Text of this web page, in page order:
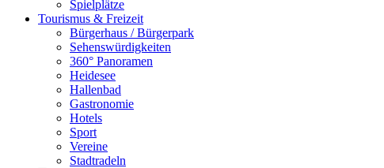
Spielplätze
Tourismus & Freizeit
Bürgerhaus / Bürgerpark
Sehenswürdigkeiten
360° Panoramen
Heidesee
Hallenbad
Gastronomie
Hotels
Sport
Vereine
Stadtradeln